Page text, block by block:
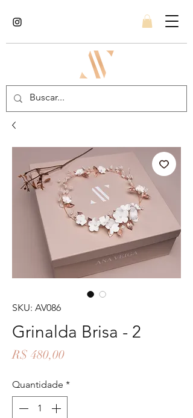
SKU: AV086
Grinalda Brisa - 2
R$ 480,00Preço
Quantidade *